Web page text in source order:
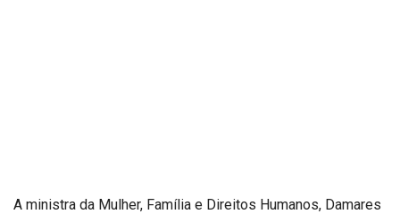
A ministra da Mulher, Família e Direitos Humanos, Damares